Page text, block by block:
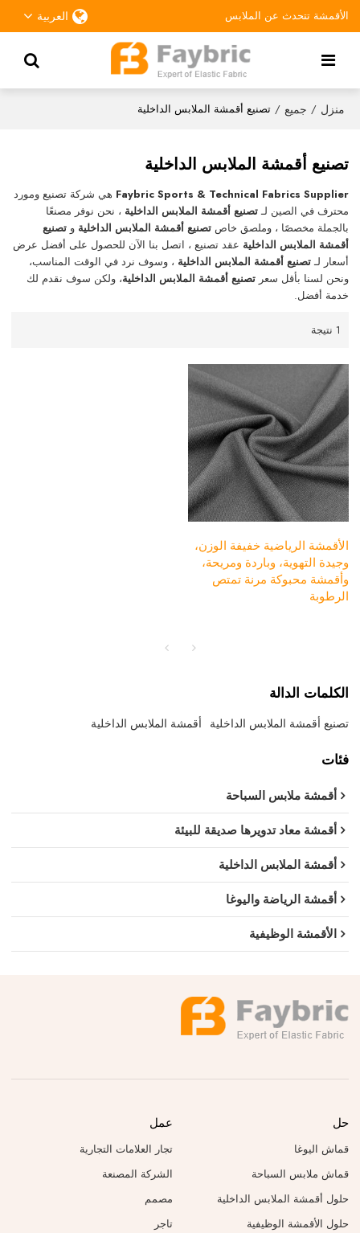
الأقمشة تتحدث عن الملابس العربية
منزل / جميع / تصنيع أقمشة الملابس الداخلية
تصنيع أقمشة الملابس الداخلية
Faybric Sports & Technical Fabrics Supplier هي شركة تصنيع ومورد
محترف في الصين لـتصنيع أقمشة الملابس الداخلية ، نحن نوفر مصنعًا
بالجملة مخصصًا ، وملصق خاصتصنيع أقمشة الملابس الداخلية وتصنيع
أقمشة الملابس الداخلية عقد تصنيع ، اتصل بنا الآن للحصول على أفضل عرض
أسعار لـتصنيع أقمشة الملابس الداخلية ، وسوف نرد في الوقت المناسب،
ونحن لسنا بأقل سعرتصنيع أقمشة الملابس الداخلية، ولكن سوف نقدم لك
خدمة أفضل.
1 نتيجة
الأقمشة الرياضية خفيفة الوزن،
وجيدة التهوية، وباردة ومريحة،
وأقمشة محبوكة مرنة تمتص
الرطوبة
الكلمات الدالة
تصنيع أقمشة الملابس الداخلية أقمشة الملابس الداخلية
فئات
أقمشة ملابس السباحة
أقمشة معاد تدويرها صديقة للبيئة
أقمشة الملابس الداخلية
أقمشة الرياضة واليوغا
الأقمشة الوظيفية
حل
قماش اليوغا
قماش ملابس السباحة
حلول أقمشة الملابس الداخلية
حلول الأقمشة الوظيفية
عمل
تجار العلامات التجارية
الشركة المصنعة
مصمم
تاجر